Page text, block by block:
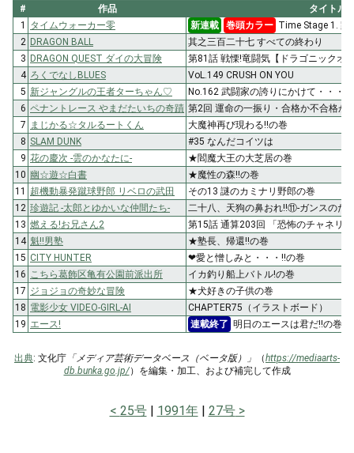
# 作品
タイトル
1
タイムウォーカー零 新連載 巻頭カラー Time Stage 1. 跡
2 DRAGON BALL
其之三百二十七 すべての終わり
3 DRAGON QUEST ダイの大冒険
第81話 戦慄!竜闘気【ドラゴニックオ
4 ろくでなしBLUES
VoL.149 CRUSH ON YOU
5 新ジャングルの王者ターちゃん♡
No.162 武闘家の誇りにかけて・・・
6 ペナントレース やまだたいちの奇蹟 第2回 運命の一振り・合格か不合格か!?
7 まじかる☆タルるートくん
大魔神再び現わる!!の巻
8 SLAM DUNK
#35 なんだコイツは
9 花の慶次 -雲のかなたに-
★閻魔大王の大芝居の巻
10 幽☆遊☆白書
★魔性の森!!の巻
11
超機動暴発蹴球野郎 リベロの武田
その13 謎のカミナリ野郎の巻
12 珍遊記 -太郎とゆかいな仲間たち-
二十八、天狗の鼻おれ!!⑪-ガンスのた
13 燃える!お兄さん2
第15話 通算203回 「恐怖のチャネリ
14 魁!!男塾
★塾長、帰還!!の巻
15 CITY HUNTER
❤愛と憎しみと・・・!!の巻
16
こちら葛飾区亀有公園前派出所
イカ釣り船上バトル!の巻
17 ジョジョの奇妙な冒険
★犬好きの子供の巻
18 電影少女 VIDEO-GIRL-AI
CHAPTER75（イラストボード）
19 エース! 連載終了 明日のエースは君だ!!の巻
出典: 文化庁 「メディア芸術データベース（ベータ版）」 （https://mediaarts-
db.bunka.go.jp/）を編集・加工、および補完して作成
25号 1991年 27号